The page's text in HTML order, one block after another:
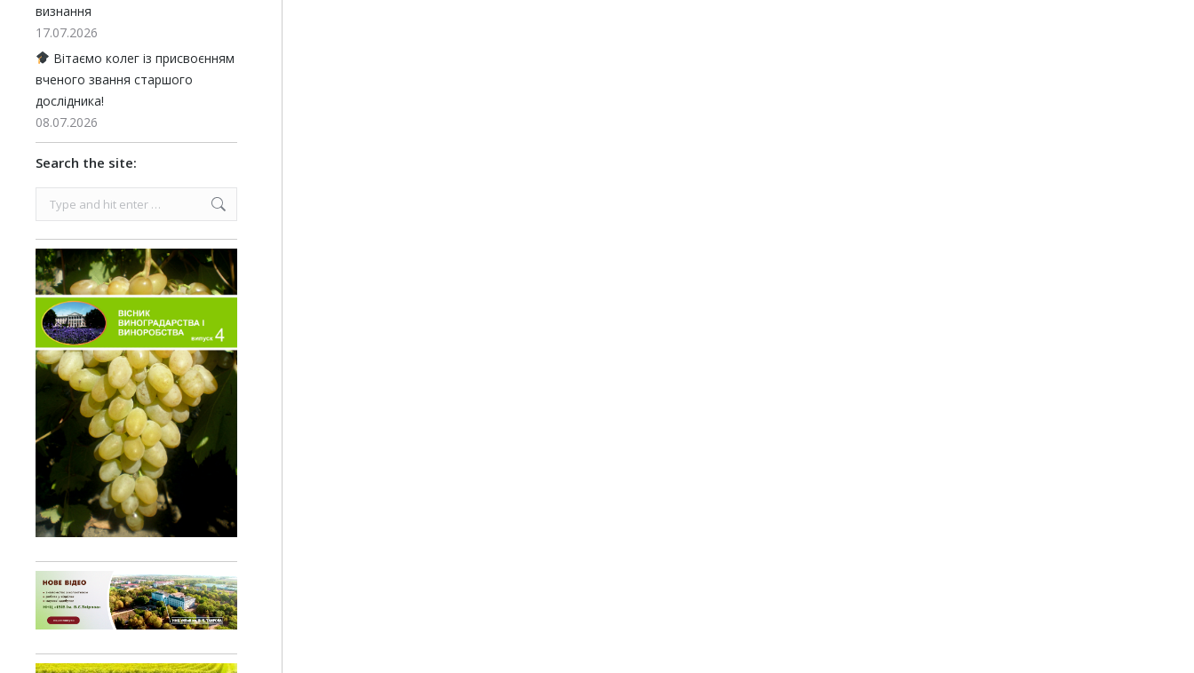
визнання
17.07.2026
Вітаємо колег із присвоєнням
вченого звання старшого
дослідника!
08.07.2026
Search the site:
Search: